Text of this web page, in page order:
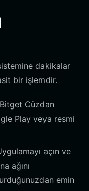
dakikalar
bir işlemdir.
Cüzdan
Play veya resmi
açın ve
ağını
emin